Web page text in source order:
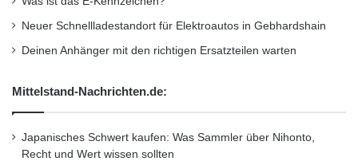
Neuer Schnellladestandort für Elektroautos in Gebhardshain
Deinen Anhänger mit den richtigen Ersatzteilen warten
Mittelstand-Nachrichten.de:
Japanisches Schwert kaufen: Was Sammler über Nihonto,
Recht und Wert wissen sollten